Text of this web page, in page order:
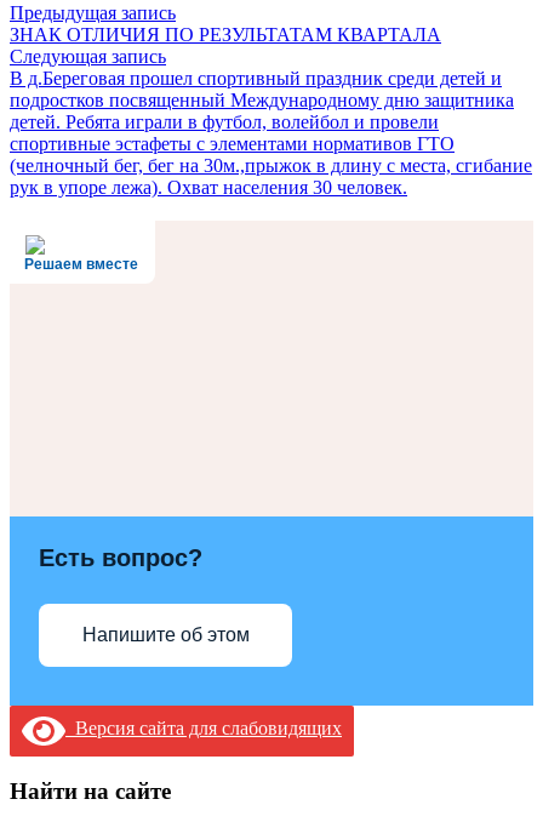
Предыдущая запись
ЗНАК ОТЛИЧИЯ ПО РЕЗУЛЬТАТАМ КВАРТАЛА
Следующая запись
В д.Береговая прошел спортивный праздник среди детей и
подростков посвященный Международному дню защитника
детей. Ребята играли в футбол, волейбол и провели
спортивные эстафеты с элементами нормативов ГТО
(челночный бег, бег на 30м.,прыжок в длину с места, сгибание
рук в упоре лежа). Охват населения 30 человек.
Решаем вместе
Есть вопрос?
Напишите об этом
Версия сайта для слабовидящих
Найти на сайте